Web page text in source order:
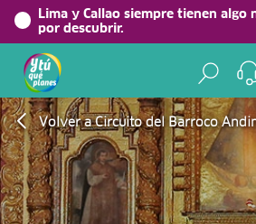
Lima y Callao siempre tienen algo
por descubrir.
Volver a Circuito del Barroco